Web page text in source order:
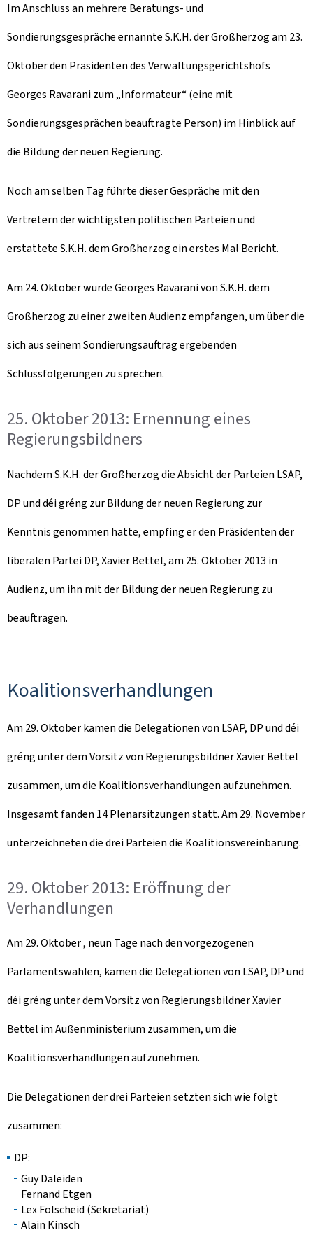
Im Anschluss an mehrere Beratungs- und
Sondierungsgespräche ernannte S.K.H. der Großherzog am 23.
Oktober den Präsidenten des Verwaltungsgerichtshofs
Georges Ravarani zum „Informateur“ (eine mit
Sondierungsgesprächen beauftragte Person) im Hinblick auf
die Bildung der neuen Regierung.
Noch am selben Tag führte dieser Gespräche mit den
Vertretern der wichtigsten politischen Parteien und
erstattete S.K.H. dem Großherzog ein erstes Mal Bericht.
Am 24. Oktober wurde Georges Ravarani von S.K.H. dem
Großherzog zu einer zweiten Audienz empfangen, um über die
sich aus seinem Sondierungsauftrag ergebenden
Schlussfolgerungen zu sprechen.
25. Oktober 2013: Ernennung eines
Regierungsbildners
Nachdem S.K.H. der Großherzog die Absicht der Parteien LSAP,
DP und déi gréng zur Bildung der neuen Regierung zur
Kenntnis genommen hatte, empfing er den Präsidenten der
liberalen Partei DP, Xavier Bettel, am 25. Oktober 2013 in
Audienz, um ihn mit der Bildung der neuen Regierung zu
beauftragen.
Koalitionsverhandlungen
Am 29. Oktober kamen die Delegationen von LSAP, DP und déi
gréng unter dem Vorsitz von Regierungsbildner Xavier Bettel
zusammen, um die Koalitionsverhandlungen aufzunehmen.
Insgesamt fanden 14 Plenarsitzungen statt. Am 29. November
unterzeichneten die drei Parteien die Koalitionsvereinbarung.
29. Oktober 2013: Eröffnung der
Verhandlungen
Am 29. Oktober , neun Tage nach den vorgezogenen
Parlamentswahlen, kamen die Delegationen von LSAP, DP und
déi gréng unter dem Vorsitz von Regierungsbildner Xavier
Bettel im Außenministerium zusammen, um die
Koalitionsverhandlungen aufzunehmen.
Die Delegationen der drei Parteien setzten sich wie folgt
zusammen:
DP:
Guy Daleiden
Fernand Etgen
Lex Folscheid (Sekretariat)
Alain Kinsch